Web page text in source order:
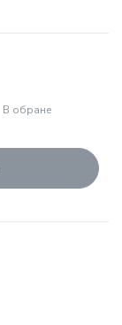
В обране